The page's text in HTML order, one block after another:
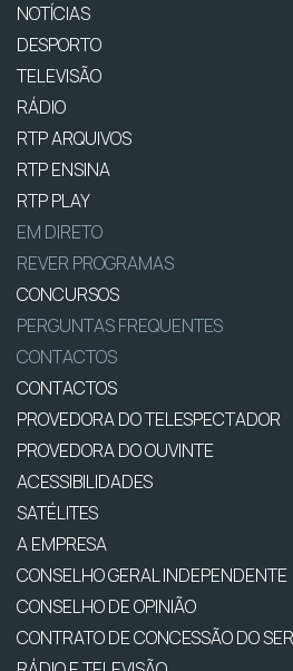
NOTÍCIAS
DESPORTO
TELEVISÃO
RÁDIO
RTP ARQUIVOS
RTP ENSINA
RTP PLAY
EM DIRETO
REVER PROGRAMAS
CONCURSOS
PERGUNTAS FREQUENTES
CONTACTOS
CONTACTOS
PROVEDORA DO TELESPECTADOR
PROVEDORA DO OUVINTE
ACESSIBILIDADES
SATÉLITES
A EMPRESA
CONSELHO GERAL INDEPENDENTE
CONSELHO DE OPINIÃO
CONTRATO DE CONCESSÃO DO